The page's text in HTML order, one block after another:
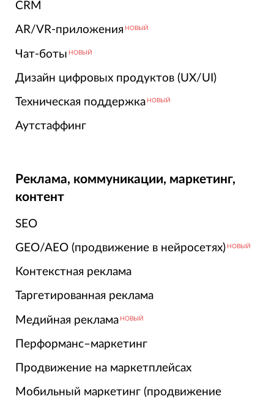
CRM
AR/VR-приложения НОВЫЙ
Чат-боты НОВЫЙ
Дизайн цифровых продуктов (UX/UI)
Техническая поддержка НОВЫЙ
Аутстаффинг
Реклама, коммуникации, маркетинг,
контент
SEO
GEO/AEO (продвижение в нейросетях) НОВЫЙ
Контекстная реклама
Таргетированная реклама
Медийная реклама НОВЫЙ
Перформанс–маркетинг
Продвижение на маркетплейсах
Мобильный маркетинг (продвижение